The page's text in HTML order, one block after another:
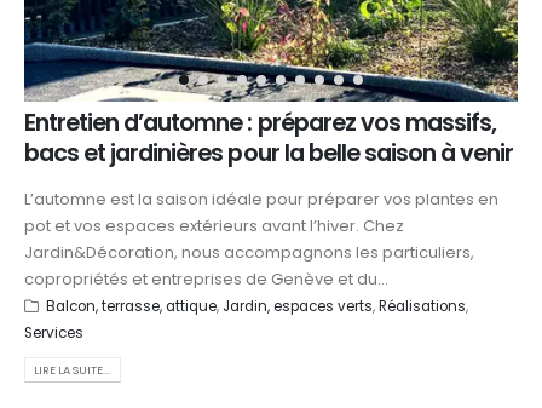
Entretien d’automne : préparez vos massifs,
bacs et jardinières pour la belle saison à venir
L’automne est la saison idéale pour préparer vos plantes en
pot et vos espaces extérieurs avant l’hiver. Chez
Jardin&Décoration, nous accompagnons les particuliers,
copropriétés et entreprises de Genève et du...
Balcon, terrasse, attique, Jardin, espaces verts,Réalisations,
Services
LIRE LA SUITE...